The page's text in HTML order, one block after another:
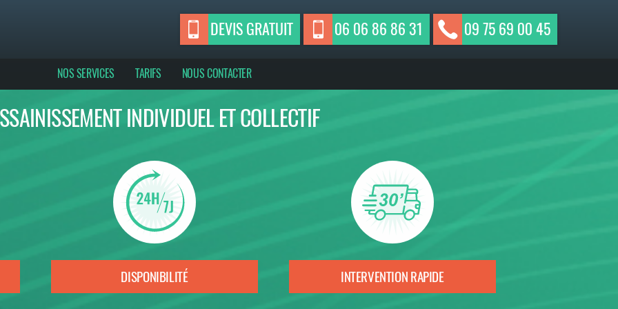
DEVIS GRATUIT 06 06 86 86 31 09 75 69 00 45
NOS SERVICES TARIFS NOUS CONTACTER
INDIVIDUEL ET COLLECTIF
DISPONIBILITÉ INTERVENTION RAPIDE